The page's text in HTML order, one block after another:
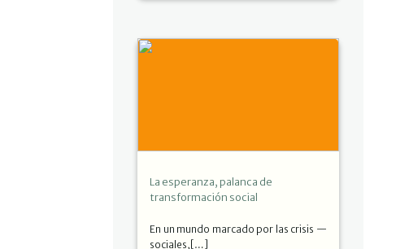
La esperanza, palanca de
transformación social
En un mundo marcado por las crisis —
sociales,[…]